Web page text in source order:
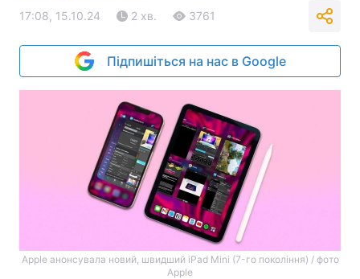
17:08, 15.10.24 2 хв. 3761
Підпишіться на нас в Google
Apple анонсувала новий, швидший iPad Mini (7-го покоління) / фото
Apple